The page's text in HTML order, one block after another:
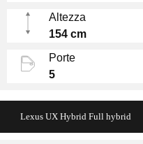
continua.
Buone le
100 km/h in 8,7
Altezza
154 cm
Porte
5
Lexus UX Hybrid Full hybrid